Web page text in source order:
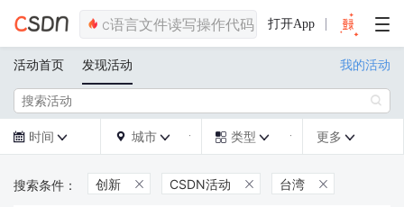
打开App
活动首页 发现活动 我的活动

 时间   城市   类型  更多 
创新  CSDN活动  台湾 